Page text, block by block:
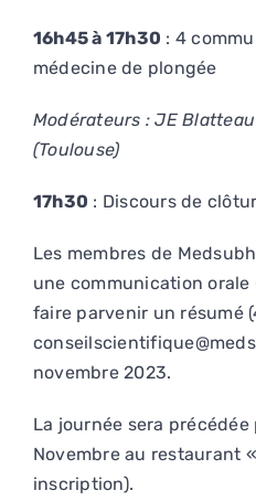
16h45 à 17h30 : 4
médecine de plongée
Modérateurs : JE
(Toulouse)
17h30 : Discours de
Les membres de
une communication orale
faire parvenir un résumé
novembre 2023.
La journée sera
Novembre au restaurant
inscription).